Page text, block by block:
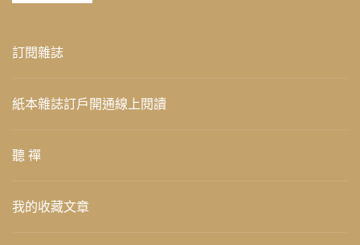
訂閱雜誌
紙本雜誌訂戶開通線上閱讀
聽 禪
我的收藏文章